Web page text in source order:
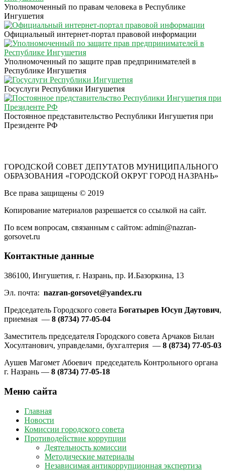
Уполномоченный по правам человека в Республике
Ингушетия
Официальный интернет-портал правовой информации
Уполномоченный по защите прав предпринимателей в
Республике Ингушетия
Госуслуги Республики Ингушетия
Постоянное представительство Республики Ингушетия при
Президенте РФ
ГОРОДСКОЙ СОВЕТ ДЕПУТАТОВ МУНИЦИПАЛЬНОГО
ОБРАЗОВАНИЯ «ГОРОДСКОЙ ОКРУГ ГОРОД НАЗРАНЬ»
Все права защищены © 2019
Копирование материалов разрешается со ссылкой на сайт.
По всем вопросам, связанным с сайтом: admin@nazran-
gorsovet.ru
Контактные данные
386100, Ингушетия, г. Назрань, пр. И.Базоркина, 13
Эл. почта: nazran-gorsovet@yandex.ru
Председатель Городского совета Богатырев Юсуп Даутович,
приемная — 8 (8734) 77-05-04
Заместитель председателя Городского совета Арчаков Билан
Хосултанович, управделами, бухгалтерия — 8 (8734) 77-05-03
Аушев Магомет Абоевич председатель Контрольного органа
г. Назрань — 8 (8734) 77-05-18
Меню сайта
Главная
Новости
Комиссии городского совета
Противодействие коррупции
Деятельность комиссии
Методические материалы
Независимая антикоррупционная экспертиза